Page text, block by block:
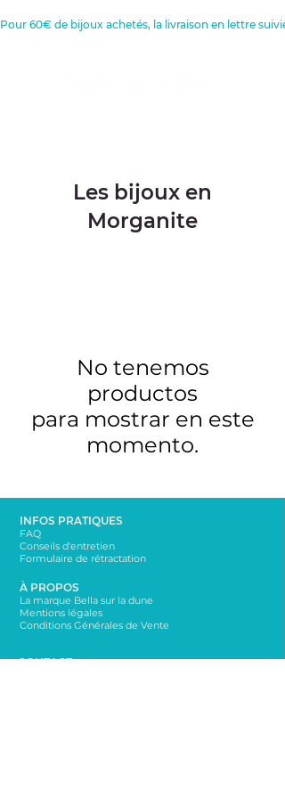
Pour 60€ de bijoux achetés, la livraison en lettre
Les bijoux en
Morganite
No tenemos
productos
para mostrar en este
momento.
INFOS PRATIQUES
FAQ
Conseils d'entretien
Formulaire de rétractation
À PROPOS
La marque Bella sur la dune
Mentions légales
Conditions Générales de Vente
CONTACT